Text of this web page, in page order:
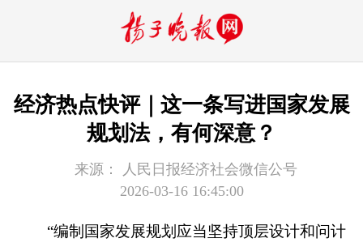
经济热点快评｜这一条写进国家发展
规划法，有何深意？
来源：
人民日报经济社会微信公号
2026-03-16 16:45:00
“编制国家发展规划应当坚持顶层设计和问计